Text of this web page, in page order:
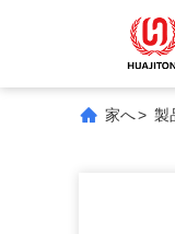
家へ> 製